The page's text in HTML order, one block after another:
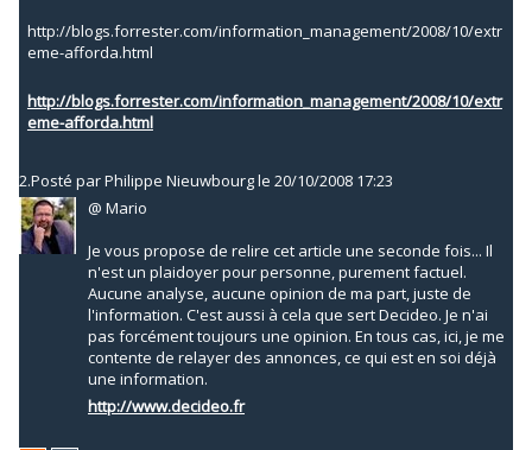
http://blogs.forrester.com/information_management/2008/10/extr
eme-afforda.html
http://blogs.forrester.com/information_management/2008/10/extr
eme-afforda.html
2.Posté parPhilippe Nieuwbourgle 20/10/2008 17:23
@ Mario
Je vous propose de relire cet article une seconde fois... Il
n'est un plaidoyer pour personne, purement factuel.
Aucune analyse, aucune opinion de ma part, juste de
l'information. C'est aussi à cela que sert Decideo. Je n'ai
pas forcément toujours une opinion. En tous cas, ici, je me
contente de relayer des annonces, ce qui est en soi déjà
une information.
http://www.decideo.fr